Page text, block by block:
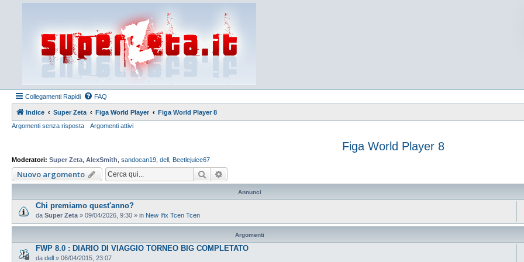
Collegamenti Rapidi FAQ
Indice Super Zeta Figa World Player
Figa World Player 8
Argomenti senza risposta
Argomenti attivi
Figa World Player 8
Moderatori: Super Zeta AlexSmith sandocan19 dell Beetlejuice67
Nuovo argomento Cerca
Annunci
Chi premiamo quest'anno?
da Super Zeta » 09/04/2026, 9:30 » in New Ifix Tcen Tcen
Argomenti
FWP 8.0 : DIARIO DI VIAGGIO TORNEO BIG COMPLETATO
da dell » 06/04/2015, 23:07